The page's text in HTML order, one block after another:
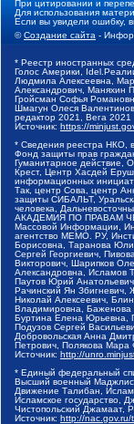
При цитировании и
Для использования
Если вы увидели ошибку,
©Создание сайта -
* Реестр иностранных
Голос Америки,
Людмила Алексеевна,
Александрович, Маняхин
Гройсман Софья
Шмагун Олеся
редактор 2021, Вега 2021
Источник: https://
* Сведения реестра НКО,
Фонд защиты прав
Гуманитарное действие,
Крест, Центр Хасдей
информационных
Так, центр Сова, центр
защиты СИБАЛЬТ,
человека,
АКАДЕМИЯ ПО ПРАВАМ
Массовой Информации,
агентство МЕМО. РУ,
Борисовна, Таранова
Сергей Георгиевич,
Викторович, Шарипков
Александровна, Исламов
Паутов Юрий
Рачинский Ян
Николай Алексеевич,
Владимировна, Баженова
Буртина Елена Юрьевна,
Подузов Сергей
Добровольская Анна
Петрович, Полякова Мара
Источник: http://
* Единый федеральный
Высший военный
Движение Талибан,
Исламское государство,
Чистопольский Джамаат,
Источник: http://nac.gov.ru/